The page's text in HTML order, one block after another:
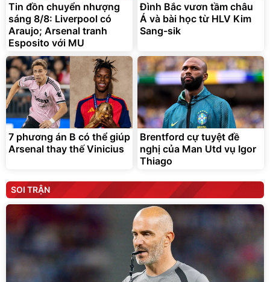
Tin đồn chuyển nhượng
sáng 8/8: Liverpool có
Araujo; Arsenal tranh
Esposito với MU
Đình Bắc vươn tầm châu
Á và bài học từ HLV Kim
Sang-sik
7 phương án B có thể giúp
Arsenal thay thế Vinicius
Brentford cự tuyệt đề
nghị của Man Utd vụ Igor
Thiago
SOI TRẬN